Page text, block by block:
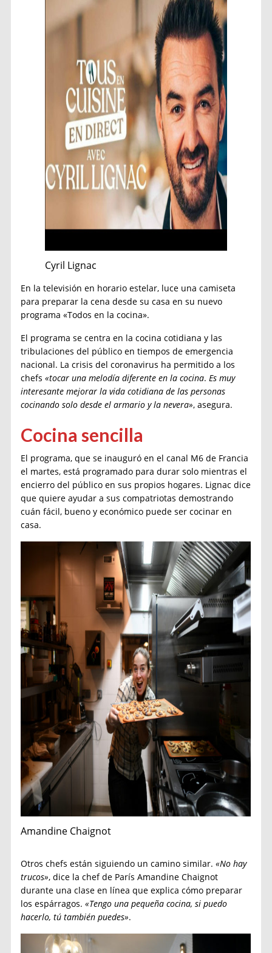
Cyril Lignac
En la televisión en horario estelar, luce una camiseta
para preparar la cena desde su casa en su nuevo
programa «Todos en la cocina».
El programa se centra en la cocina cotidiana y las
tribulaciones del público en tiempos de emergencia
nacional. La crisis del coronavirus ha permitido a los
chefs «tocar una melodía diferente en la cocina.Es muy
interesante mejorar la vida cotidiana de las personas
cocinando solo desde el armario y la nevera», asegura.
Cocina sencilla
El programa, que se inauguró en el canal M6 de Francia
el martes, está programado para durar solo mientras el
encierro del público en sus propios hogares. Lignac dice
que quiere ayudar a sus compatriotas demostrando
cuán fácil, bueno y económico puede ser cocinar en
casa.
Amandine Chaignot
Otros chefs están siguiendo un camino similar.«No hay
trucos», dice la chef de París Amandine Chaignot
durante una clase en línea que explica cómo preparar
los espárragos. «Tengo una pequeña cocina, si puedo
hacerlo, tú también puedes».